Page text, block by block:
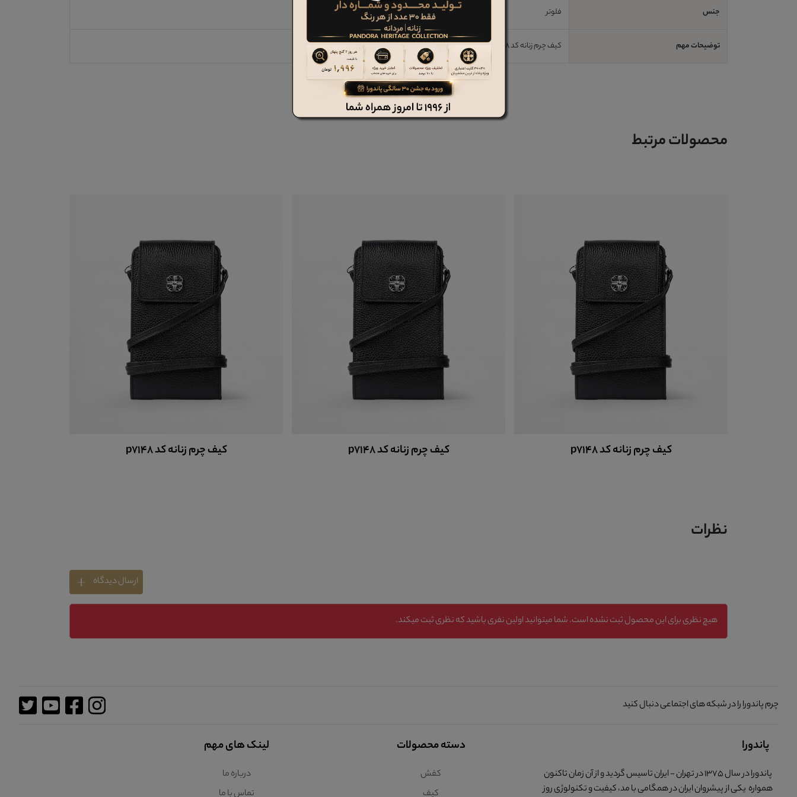
جنس فلوتر
توضیحات مهم کیف چرم زنانه کد p7148 دارای جای موبایل،قابلیت حمل مدارک و پاسپورت.
محصولات مرتبط
کیف چرم زنانه کد p7148 کیف چرم زنانه کد p7148 کیف چرم زنانه کد p7148
نظرات
ارسال دیدگاه
هیچ نظری برای این محصول ثبت نشده است. شما میتوانید اولین نفری باشید که نظری ثبت میکند.
چرم پاندورا را در شبکه های اجتماعی دنبال کنید
پاندورا
پاندورا در سال 1375 در تهران - ایران تاسیس گردید و از آن زمان تاکنون
همواره یکی از پیشروان ایران در همگامی با مد، کیفیت و تکنولوژی روز
دسته محصولات
کفش
کیف
لینک های مهم
درباره ما
تماس با ما